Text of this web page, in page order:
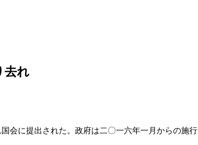
去れ
会に提出された。政府は二〇一六年一月からの施行